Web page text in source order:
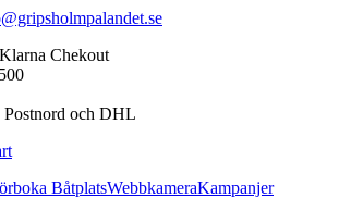
Chekout
Postnord och DHL
BåtplatsWebbkameraKampanjer